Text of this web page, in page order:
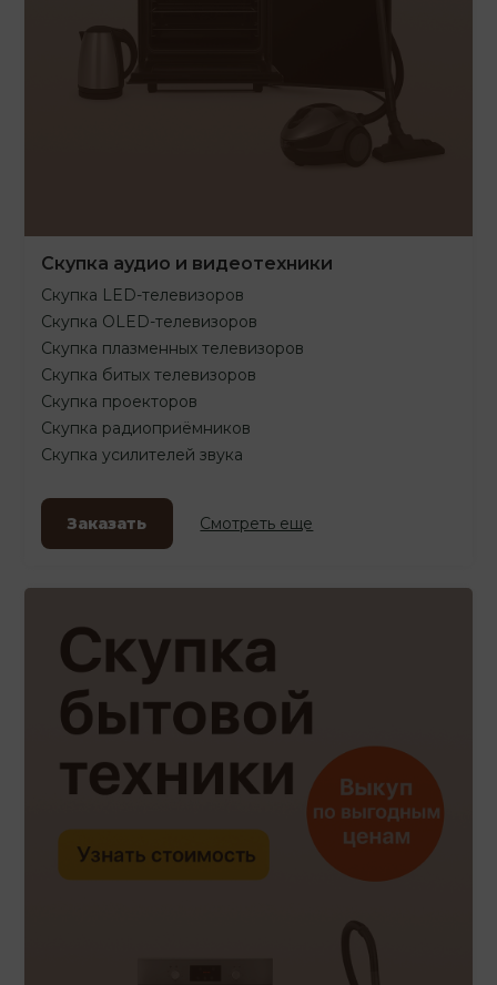
Скупка аудио и видеотехники
Скупка LED-телевизоров
Скупка OLED-телевизоров
Скупка плазменных телевизоров
Скупка битых телевизоров
Скупка проекторов
Скупка радиоприёмников
Скупка усилителей звука
Заказать Смотреть еще